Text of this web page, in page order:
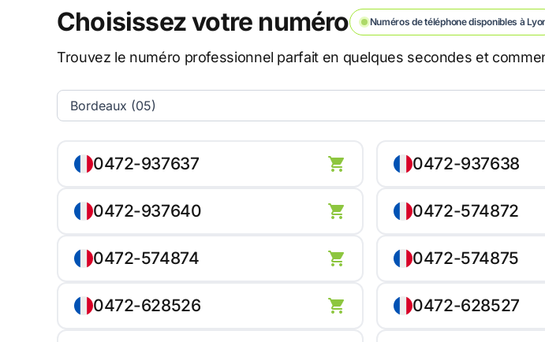
Choisissez votre numéro Numéros de téléphone disponibles à
Trouvez le numéro professionnel parfait en quelques secondes et
0472-937637
0472-937640
0472-574874
0472-628526
0472-937638
0472-574872
0472-574875
0472-628527